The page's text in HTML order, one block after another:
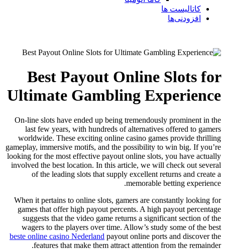
کاتالیست ها
افزودنی‌ها
Best Payout Online Slots for
Ultimate Gambling Experience
On-line slots have ended up being tremendously prominent in the
last few years, with hundreds of alternatives offered to gamers
worldwide. These exciting online casino games provide thrilling
gameplay, immersive motifs, and the possibility to win big. If you’re
looking for the most effective payout online slots, you have actually
involved the best location. In this article, we will check out several
of the leading slots that supply excellent returns and create a
memorable betting experience.
When it pertains to online slots, gamers are constantly looking for
games that offer high payout percents. A high payout percentage
suggests that the video game returns a significant section of the
wagers to the players over time. Allow’s study some of the best
beste online casino Nederland payout online ports and discover the
features that make them attract attention from the remainder.